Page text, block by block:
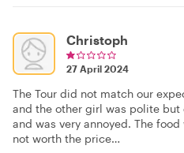
Christoph
27 April 2024
The Tour did not match our
and the other girl was polite but
and was very annoyed. The
not worth the price…